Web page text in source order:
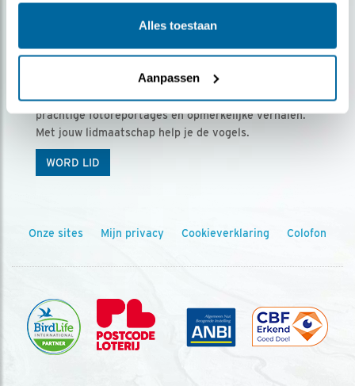
Alles toestaan
Aanpassen
Ontvang 5 x Vogels voor € 36,00 per jaar
Vogels is het tijdschrift voor onze leden, met
prachtige fotoreportages en opmerkelijke verhalen.
Met jouw lidmaatschap help je de vogels.
WORD LID
Onze sites Mijn privacy Cookieverklaring Colofon